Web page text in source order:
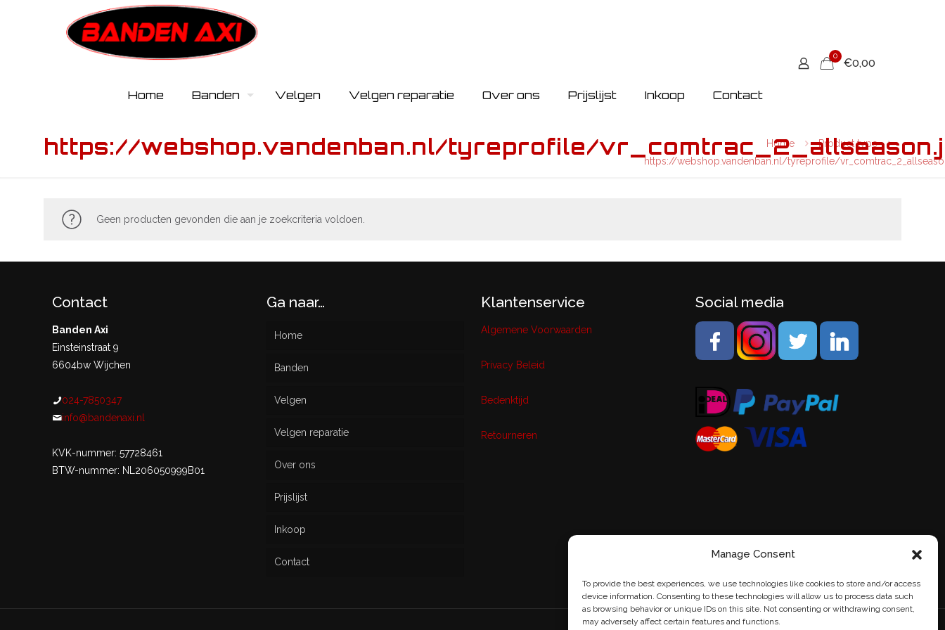
Manage Consent
To provide the best experiences, we use technologies like cookies to store and/or access
device information. Consenting to these technologies will allow us to process data such
as browsing behavior or unique IDs on this site. Not consenting or withdrawing consent,
may adversely affect certain features and functions.
Home Banden Velgen Velgen reparatie Over ons Prijslijst Inkoop Contact
0
€0,00
https://webshop.vandenban.nl/tyreprofile/ Home
Product type
https://webshop.vandenban.nl/tyreprofile/
Geen producten gevonden die aan je zoekcriteria voldoen.
Contact
Banden Axi
Einsteinstraat 9
6604bw Wijchen
024-7850347
info@bandenaxi.nl
KVK-nummer: 57728461
BTW-nummer: NL206050999B01
Ga naar…
Home
Banden
Nieuw
Gebruikt
Velgen
Velgen reparatie
Over ons
Prijslijst
Inkoop
Contact
Klantenservice
Algemene Voorwaarden
Privacy Beleid
Bedenktijd
Retourneren
Social media